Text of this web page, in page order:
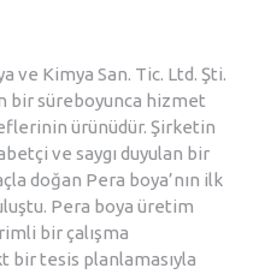
ve Kimya San. Tic. Ltd. Şti.
bir süreboyunca hizmet
ürünüdür. Şirketin
ve saygı duyulan bir
doğan Pera boya’nın ilk
Pera boya üretim
bir çalışma
bir tesis planlamasıyla